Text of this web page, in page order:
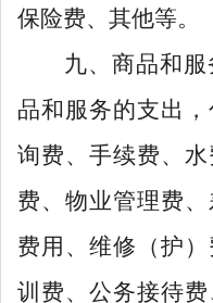
保险费、其他等。
九、商品和
品和服务的支出
询费、手续费、
费、物业管理费、
费用、维修（护
训费、公务接待